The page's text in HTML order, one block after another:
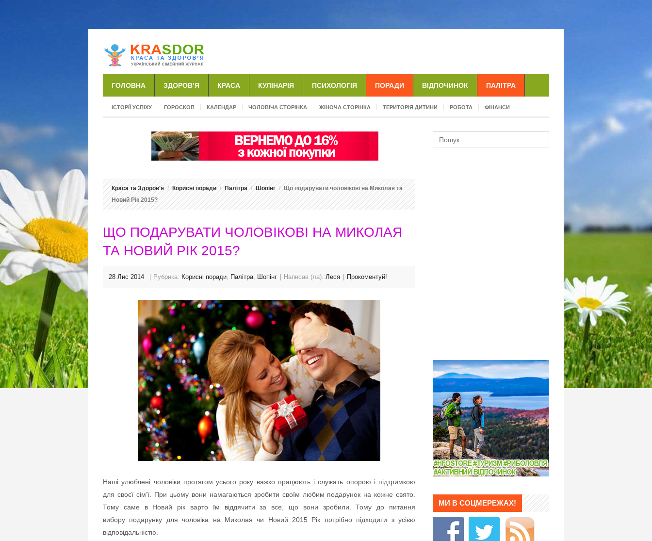
ГОЛОВНА ЗДОРОВ’Я КРАСА КУЛІНАРІЯ ПСИХОЛОГІЯ ПОРАДИ ВІДПОЧИНОК ПАЛІТРА
ІСТОРІЇ УСПІХУ ГОРОСКОП КАЛЕНДАР ЧОЛОВІЧА СТОРІНКА ЖІНОЧА СТОРІНКА ТЕРИТОРІЯ ДИТИНИ РОБОТА ФІНАНСИ
Краса та Здоров'я Корисні поради Палітра Шопінг
Що подарувати чоловікові на Миколая та
Новий Рік 2015?
ЩО ПОДАРУВАТИ ЧОЛОВІКОВІ НА МИКОЛАЯ
ТА НОВИЙ РІК 2015?
28 Лис 2014 Рубрика: Корисні поради, Палітра, Шопінг Написав (ла): Леся Прокоментуй!
Наші улюблені чоловіки протягом усього року важко працюють і служать опорою і підтримкою
для своєї сім’ї. При цьому вони намагаються зробити своїм любим подарунок на кожне свято.
Тому саме в Новий рік варто їм віддячити за все, що вони зробили. Тому до питання
вибору подарунку для чоловіка на Миколая чи Новий 2015 Рік потрібно підходити з усією
відповідальністю.
МИ В СОЦМЕРЕЖАХ!